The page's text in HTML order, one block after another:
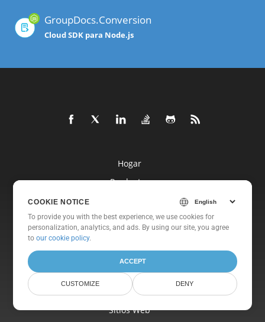
GroupDocs.Conversion
Cloud SDK para Node.js
Hogar
Productos
Nueva Lanzamientos
Fijación
Libre Consultante
Blog
Sitios Web
COOKIE NOTICE
To provide you with the best experience, we use cookies for
personalization, analytics, and ads. By using our site, you agree
toour cookie policy.
ACCEPT
CUSTOMIZE DENY